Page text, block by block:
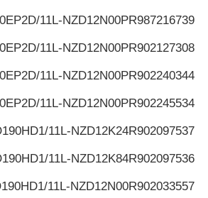
R987216739
11L-NZD12N00P
R902127308
11L-NZD12N00P
R902240344
11L-NZD12N00P
R902245534
11L-NZD12N00P
R902097537
11L-NZD12K24
R902097536
11L-NZD12K84
R902033557
11L-NZD12N00